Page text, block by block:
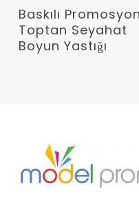
Devamını Oku
Baskılı Promosyon
Toptan Seyahat
Boyun Yastığı